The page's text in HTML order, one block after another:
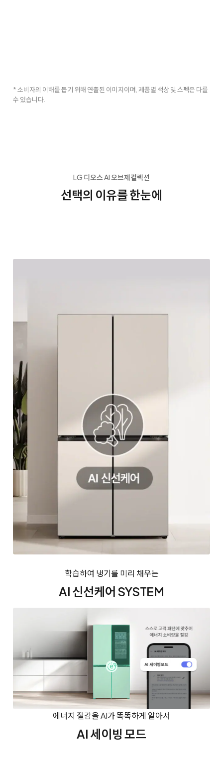
* 소비자의 이해를 돕기 위해 연출된 이미지이며, 제품별 색상 및 스펙은 다를
수 있습니다.
LG 디오스 AI 오브제컬렉션
선택의 이유를 한눈에
학습하여 냉기를 미리 채우는
AI 신선케어 SYSTEM
에너지 절감을 AI가 똑똑하게 알아서
AI 세이빙 모드